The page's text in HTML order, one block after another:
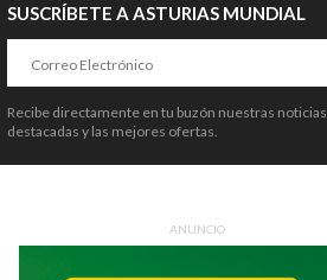
SUSCRÍBETE A ASTURIAS MUNDIAL
Recibe directamente en tu buzón nuestras noticias
destacadas y las mejores ofertas.
ANUNCIO